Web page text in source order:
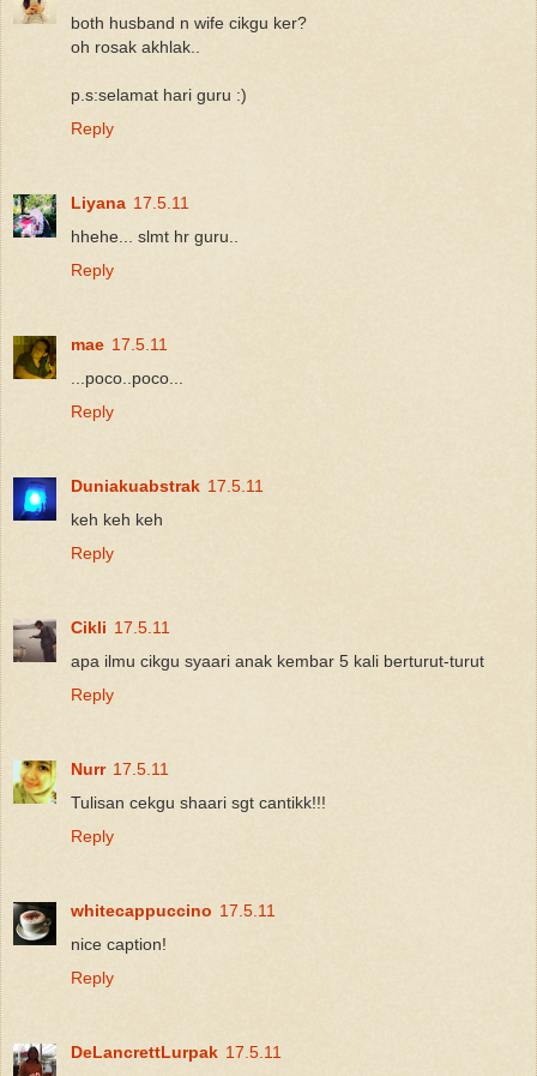
both husband n wife cikgu ker?
oh rosak akhlak..
p.s:selamat hari guru :)
Reply
Liyana 17.5.11
hhehe... slmt hr guru..
Reply
mae 17.5.11
...poco..poco...
Reply
Duniakuabstrak 17.5.11
keh keh keh
Reply
Cikli 17.5.11
apa ilmu cikgu syaari anak kembar 5 kali berturut-turut
Reply
Nurr 17.5.11
Tulisan cekgu shaari sgt cantikk!!!
Reply
whitecappuccino 17.5.11
nice caption!
Reply
DeLancrettLurpak 17.5.11